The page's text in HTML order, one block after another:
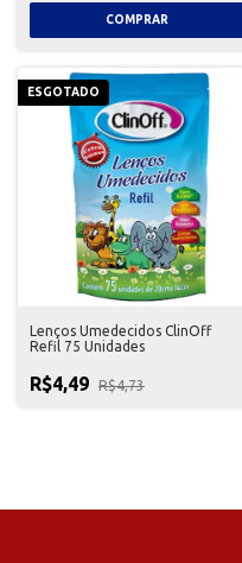
ESGOTADO
Lenços Umedecidos ClinOff
Refil 75 Unidades
R$4,49 R$4,73